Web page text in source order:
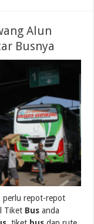
Alun
Busnya
perlu repot-repot
Tiket Bus anda